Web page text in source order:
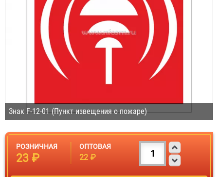
Знак F-12-01 (Пункт извещения о пожаре)
РОЗНИЧНАЯ
23 ₽
ОПТОВАЯ
22 ₽